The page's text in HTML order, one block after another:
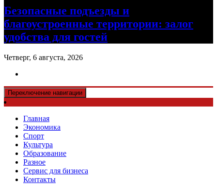
Безопасные подъезды и
благоустроенные территории: залог
удобства для гостей
Четверг, 6 августа, 2026
Переключение навигации
Главная
Экономика
Спорт
Культура
Образование
Разное
Сервис для бизнеса
Контакты